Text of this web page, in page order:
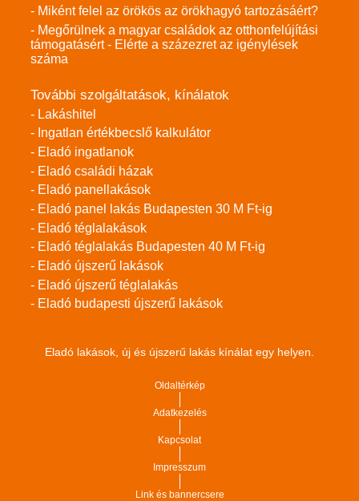
- Miként felel az örökös az örökhagyó tartozásáért?
- Megőrülnek a magyar családok az otthonfelújítási
támogatásért - Elérte a százezret az igénylések
száma
További szolgáltatások, kínálatok
- Lakáshitel
- Ingatlan értékbecslő kalkulátor
- Eladó ingatlanok
- Eladó családi házak
- Eladó panellakások
- Eladó panel lakás Budapesten 30 M Ft-ig
- Eladó téglalakások
- Eladó téglalakás Budapesten 40 M Ft-ig
- Eladó újszerű lakások
- Eladó újszerű téglalakás
- Eladó budapesti újszerű lakások
Eladó lakások, új és újszerű lakás kínálat egy helyen.
Oldaltérkép
Adatkezelés
Kapcsolat
Impresszum
Link és bannercsere